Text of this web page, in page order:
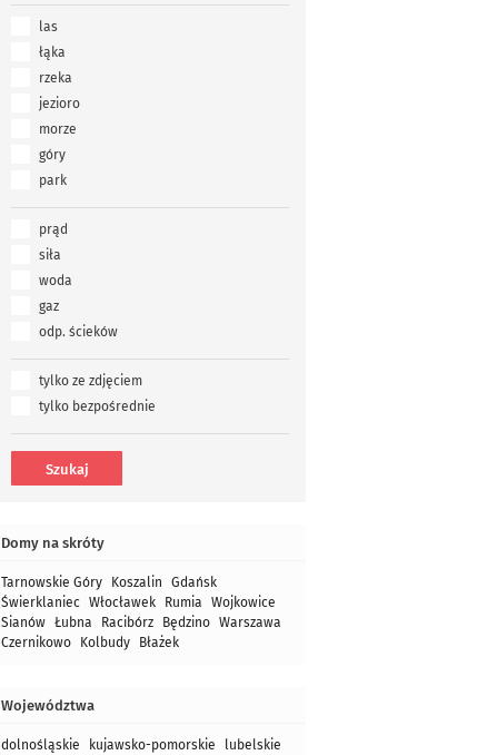
las
łąka
rzeka
jezioro
morze
góry
park
prąd
siła
woda
gaz
odp. ścieków
tylko ze zdjęciem
tylko bezpośrednie
Domy na skróty
Tarnowskie Góry Koszalin
Gdańsk
Świerklaniec Włocławek Rumia
Wojkowice
Sianów Łubna Racibórz Będzino Warszawa
Czernikowo
Kolbudy Błażek
Województwa
dolnośląskie kujawsko-pomorskie
lubelskie